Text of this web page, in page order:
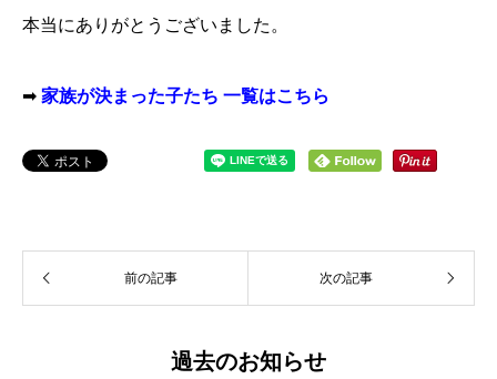
本当にありがとうございました。
➡ 家族が決まった子たち 一覧はこちら
前の記事 次の記事
過去のお知らせ